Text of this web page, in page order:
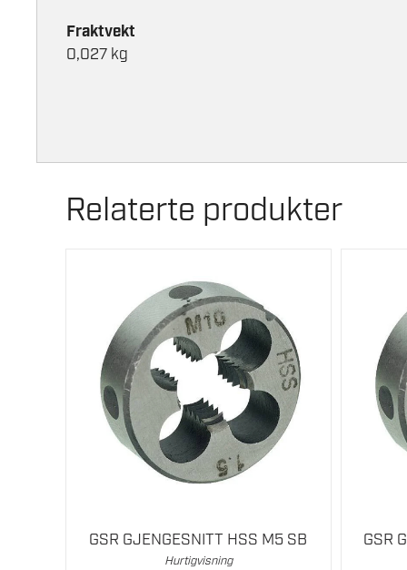
Fraktvekt
0,027 kg
Relaterte produkter
GSR GJENGESNITT HSS M5 SB
Hurtigvisning
GSR